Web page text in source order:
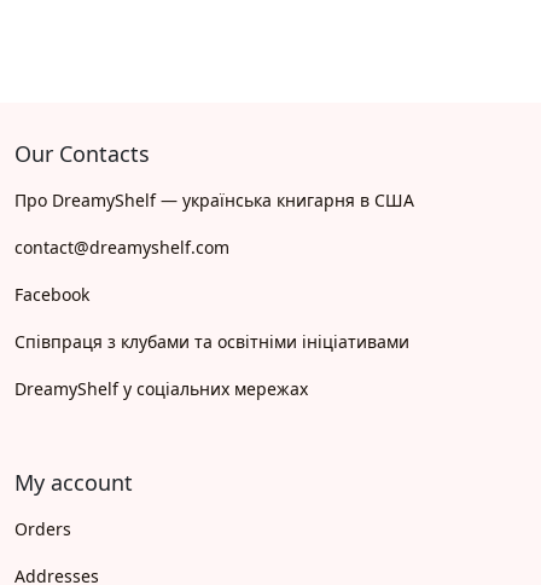
Our Contacts
Про DreamyShelf — українська книгарня в США
contact@dreamyshelf.com
Facebook
Співпраця з клубами та освітніми ініціативами
DreamyShelf у соціальних мережах
My account
Orders
Addresses